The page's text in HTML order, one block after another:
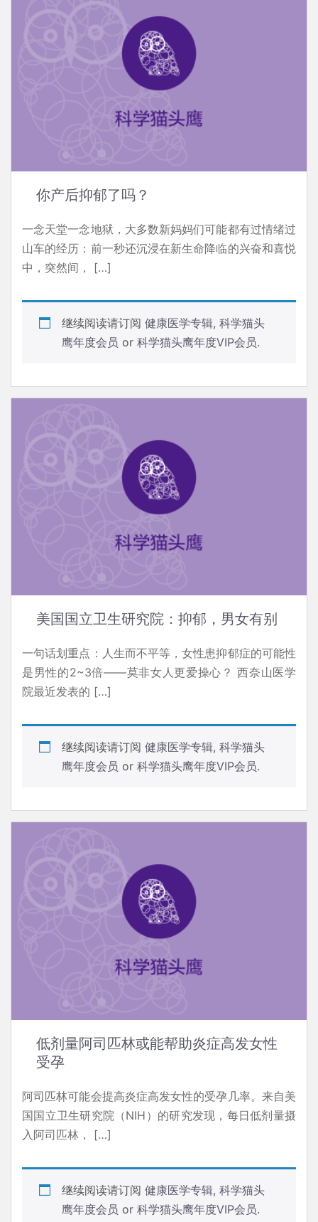
你产后抑郁了吗？
一念天堂一念地狱，大多数新妈妈们可能都有过情绪过
山车的经历：前一秒还沉浸在新生命降临的兴奋和喜悦
中，突然间， […]
继续阅读请订阅 健康医学专辑, 科学猫头
鹰年度会员 or 科学猫头鹰年度VIP会员.
美国国立卫生研究院：抑郁，男女有别
一句话划重点：人生而不平等，女性患抑郁症的可能性
是男性的2~3倍——莫非女人更爱操心？ 西奈山医学
院最近发表的 […]
继续阅读请订阅 健康医学专辑, 科学猫头
鹰年度会员 or 科学猫头鹰年度VIP会员.
低剂量阿司匹林或能帮助炎症高发女性
受孕
阿司匹林可能会提高炎症高发女性的受孕几率。来自美
国国立卫生研究院（NIH）的研究发现，每日低剂量摄
入阿司匹林， […]
继续阅读请订阅 健康医学专辑, 科学猫头
鹰年度会员 or 科学猫头鹰年度VIP会员.